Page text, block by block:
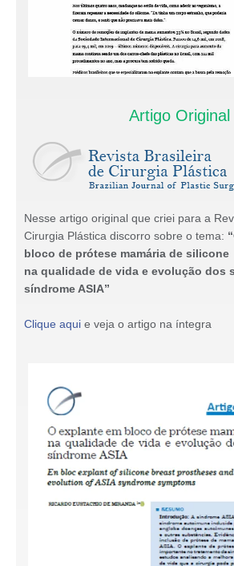
Artigo Original
Nesse artigo original que criei para a
Cirurgia Plástica discorro sobre o tema:
bloco de prótese mamária de silicone
na qualidade de vida e evolução dos
síndrome ASIA”
Clique aqui e veja o artigo na íntegra